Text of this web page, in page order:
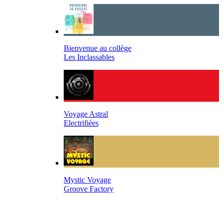
Bienvenue au collège
Les Inclassables
Voyage Astral
Electrifiées
Mystic Voyage
Groove Factory